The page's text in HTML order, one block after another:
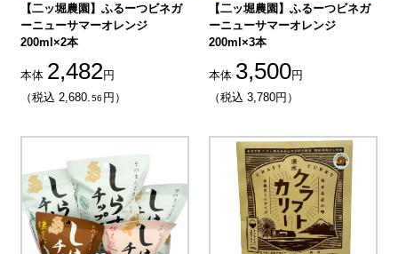
【二ッ堀農園】ふるーつビネガ
ーニューサマーオレンジ
200ml×2本
本体 2,482円
（税込 2,680.56 円）
【二ッ堀農園】ふるーつビネガ
ーニューサマーオレンジ
200ml×3本
本体 3,500円
（税込 3,780円）